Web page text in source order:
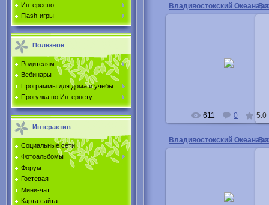
Интересно
Flash-игры
Полезное
Родителям
Вебинары
Программы для дома и учебы
Прогулка по Интернету
Интерактив
Социальные сети
Фотоальбомы
Форум
Гостевая
Мини-чат
Карта сайта
Владивостокский
Владивосток
611 0 5.0
Владивостокский
Сокол Маша